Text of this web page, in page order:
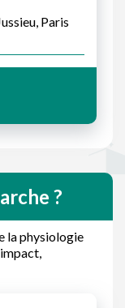
Paris
?
la physiologie